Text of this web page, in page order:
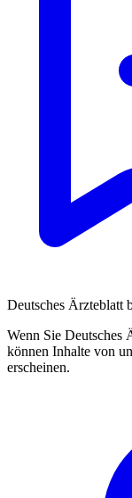
Deutsches Ärzteblatt
Wenn Sie Deutsches
können Inhalte von
erscheinen.